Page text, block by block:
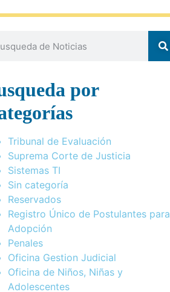
por
Tribunal de Evaluación
Suprema Corte de Justicia
Sistemas TI
Sin categoría
Reservados
Registro Único de Postulantes para
Adopción
Penales
Oficina Gestion Judicial
Oficina de Niños, Niñas y
Adolescentes